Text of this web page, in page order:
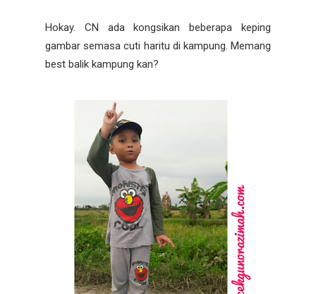
Hokay. CN ada kongsikan beberapa keping
gambar semasa cuti haritu di kampung. Memang
best balik kampung kan?